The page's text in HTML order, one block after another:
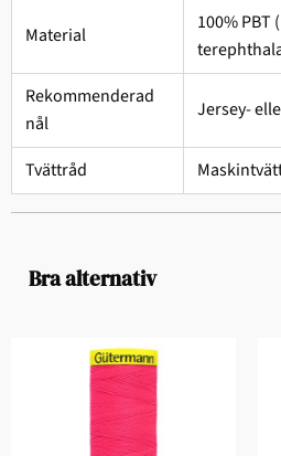
Material
100%
Rekommenderad
nål
Jersey-
Tvättråd
Bra alternativ